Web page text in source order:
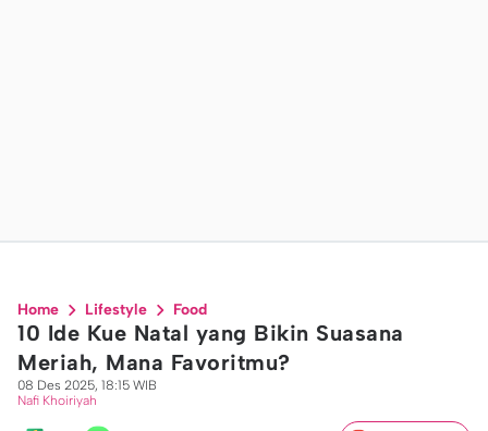
Home Lifestyle Food
10 Ide Kue Natal yang Bikin Suasana
Meriah, Mana Favoritmu?
08 Des 2025, 18:15 WIB
Nafi Khoiriyah